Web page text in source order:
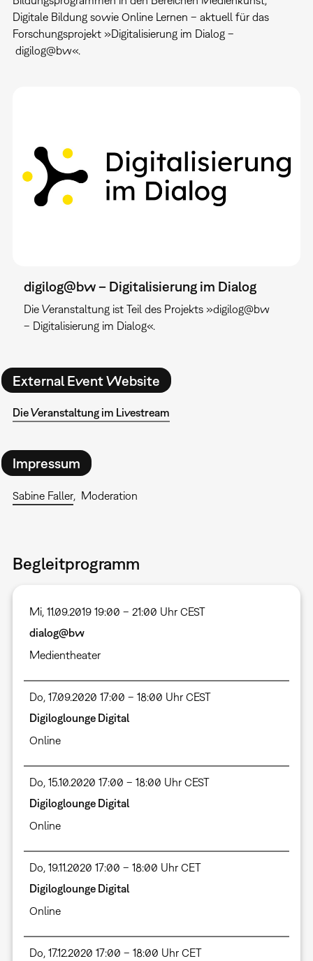
Digitale Bildung sowie Online Lernen – aktuell für das
Forschungsprojekt »Digitalisierung im Dialog –
digilog@bw«.
digilog@bw – Digitalisierung im Dialog
Die Veranstaltung ist Teil des Projekts »digilog@bw
– Digitalisierung im Dialog«.
External Event Website
Die Veranstaltung im Livestream
Impressum
Sabine Faller Moderation
Begleitprogramm
Mi, 11.09.2019 19:00 – 21:00 Uhr CEST
dialog@bw
Medientheater
Do, 17.09.2020 17:00 – 18:00 Uhr CEST
Digiloglounge Digital
Online
Do, 15.10.2020 17:00 – 18:00 Uhr CEST
Digiloglounge Digital
Online
Do, 19.11.2020 17:00 – 18:00 Uhr CET
Digiloglounge Digital
Online
Do, 17.12.2020 17:00 – 18:00 Uhr CET